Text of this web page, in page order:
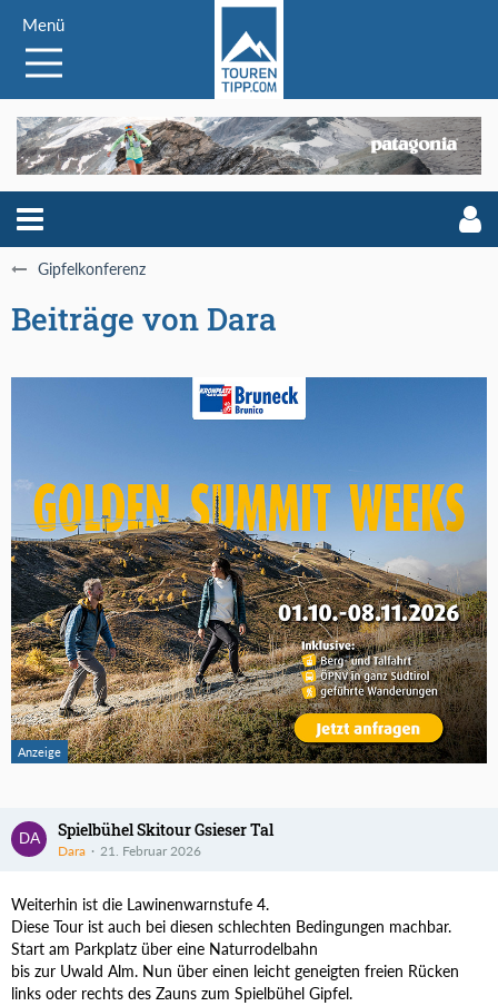
Menü
Gipfelkonferenz
Beiträge von Dara
Spielbühel Skitour Gsieser Tal
Dara 21. Februar 2026
Weiterhin ist die Lawinenwarnstufe 4.
Diese Tour ist auch bei diesen schlechten Bedingungen machbar.
Start am Parkplatz über eine Naturrodelbahn
bis zur Uwald Alm. Nun über einen leicht geneigten freien Rücken
links oder rechts des Zauns zum Spielbühel Gipfel.